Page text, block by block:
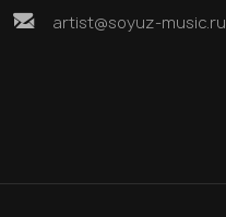
artist@soyuz-music.ru